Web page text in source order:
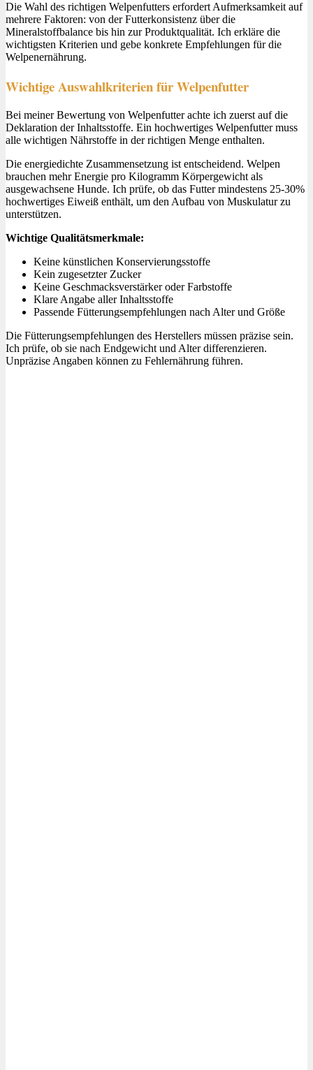
Die Wahl des richtigen Welpenfutters erfordert Aufmerksamkeit auf
mehrere Faktoren: von der Futterkonsistenz über die
Mineralstoffbalance bis hin zur Produktqualität. Ich erkläre die
wichtigsten Kriterien und gebe konkrete Empfehlungen für die
Welpenernährung.
Wichtige Auswahlkriterien für Welpenfutter
Bei meiner Bewertung von Welpenfutter achte ich zuerst auf die
Deklaration der Inhaltsstoffe. Ein hochwertiges Welpenfutter muss
alle wichtigen Nährstoffe in der richtigen Menge enthalten.
Die energiedichte Zusammensetzung ist entscheidend. Welpen
brauchen mehr Energie pro Kilogramm Körpergewicht als
ausgewachsene Hunde. Ich prüfe, ob das Futter mindestens 25-30%
hochwertiges Eiweiß enthält, um den Aufbau von Muskulatur zu
unterstützen.
Wichtige Qualitätsmerkmale:
Keine künstlichen Konservierungsstoffe
Kein zugesetzter Zucker
Keine Geschmacksverstärker oder Farbstoffe
Klare Angabe aller Inhaltsstoffe
Passende Fütterungsempfehlungen nach Alter und Größe
Die Fütterungsempfehlungen des Herstellers müssen präzise sein.
Ich prüfe, ob sie nach Endgewicht und Alter differenzieren.
Unpräzise Angaben können zu Fehlernährung führen.